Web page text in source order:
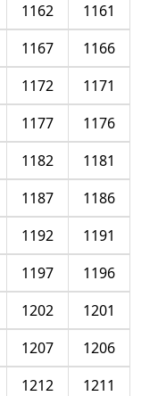
1161
1162
1166
1167
1171
1172
1176
1177
1181
1182
1186
1187
1191
1192
1196
1197
1201
1202
1206
1207
1211
1212